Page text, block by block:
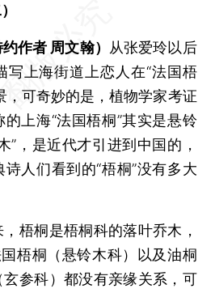
作者 周文翰）
从张爱玲以后
写上海街道上恋人在“法国梧
，可奇妙的是，植物学家考证
上海“法国梧桐”其实是悬铃
”，是近代才引进到中国的，
人们看到的“梧桐”没有多大
桐是梧桐科的落叶乔木，
梧桐（悬铃木科）以及油桐
玄参科）都没有亲缘关系，可